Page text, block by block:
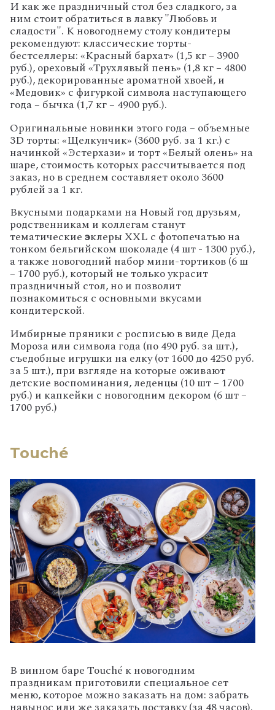
И как же праздничный стол без сладкого, за
ним стоит обратиться в лавку "Любовь и
сладости". К новогоднему столу кондитеры
рекомендуют: классические торты-
бестселлеры: «Красный бархат» (1,5 кг – 3900
руб.), ореховый «Трухлявый пень» (1,8 кг – 4800
руб.), декорированные ароматной хвоей, и
«Медовик» с фигуркой символа наступающего
года – бычка (1,7 кг – 4900 руб.).
Оригинальные новинки этого года – объемные
3D торты: «Щелкунчик» (3600 руб. за 1 кг.) с
начинкой «Эстерхази» и торт «Белый олень» на
шаре, стоимость которых рассчитывается под
заказ, но в среднем составляет около 3600
рублей за 1 кг.
Вкусными подарками на Новый год друзьям,
родственникам и коллегам станут
тематические эклеры XXL с фотопечатью на
тонком бельгийском шоколаде (4 шт - 1300 руб.),
а также новогодний набор мини-тортиков (6 ш
– 1700 руб.), который не только украсит
праздничный стол, но и позволит
познакомиться с основными вкусами
кондитерской.
Имбирные пряники с росписью в виде Деда
Мороза или символа года (по 490 руб. за шт.),
съедобные игрушки на елку (от 1600 до 4250 руб.
за 5 шт.), при взгляде на которые оживают
детские воспоминания, леденцы (10 шт – 1700
руб.) и капкейки с новогодним декором (6 шт –
1700 руб.)
Touché
В винном баре Touché к новогодним
праздникам приготовили специальное сет
меню, которое можно заказать на дом: забрать